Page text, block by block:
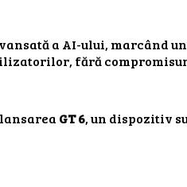
a AI-ului, marcând
fără
GT 6, un dispozitiv